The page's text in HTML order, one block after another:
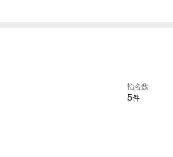
指名数
5件